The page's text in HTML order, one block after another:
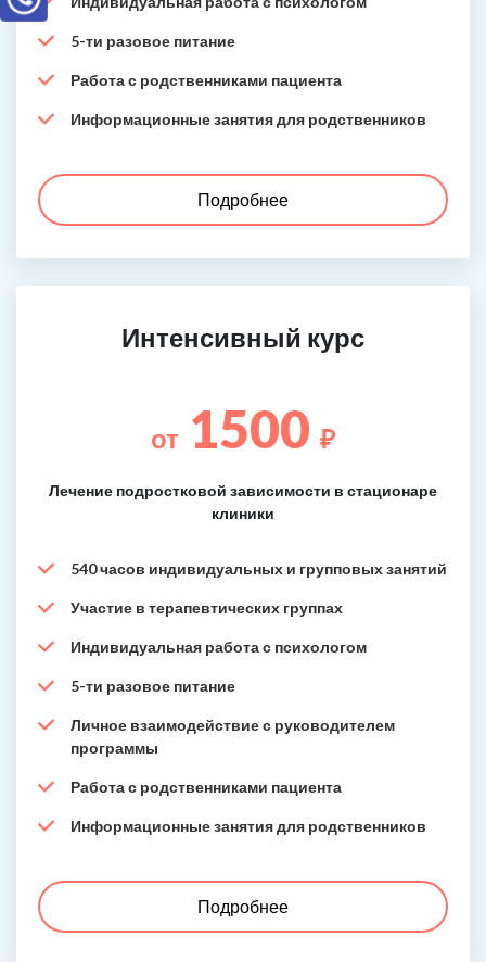
5-ти разовое питание
Работа с родственниками пациента
Информационные занятия для родственников
Подробнее
Интенсивный курс
от 1500 ₽
Лечение подростковой зависимости в стационаре
клиники
540 часов индивидуальных и групповых занятий
Участие в терапевтических группах
Индивидуальная работа с психологом
5-ти разовое питание
Личное взаимодействие с руководителем
программы
Работа с родственниками пациента
Информационные занятия для родственников
Подробнее